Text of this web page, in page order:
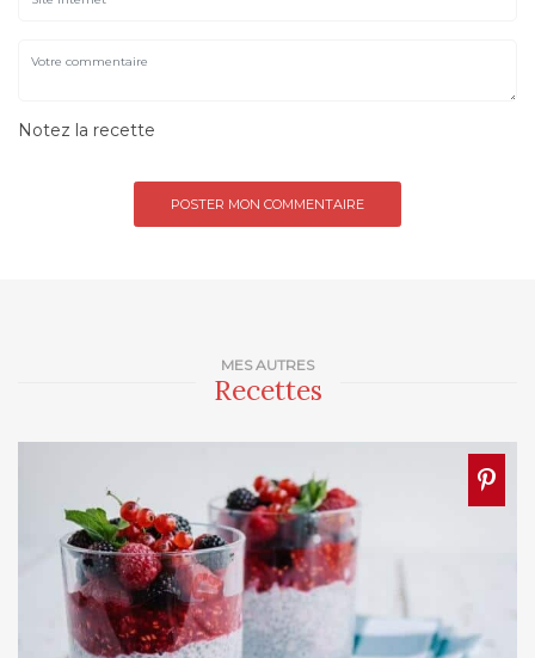
MES AUTRES
Recettes
Notez la recette